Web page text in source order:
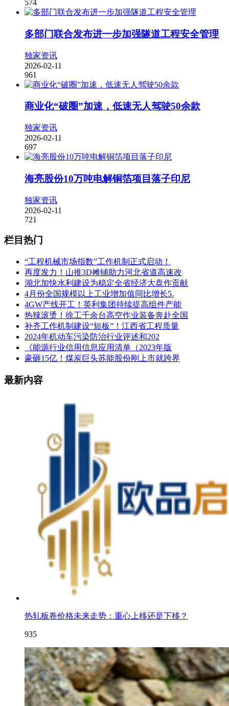
574
多部门联合发布进一步加强隧道工程安全管理
独家资讯
2026-02-11
961
商业化“破圈”加速，低速无人驾驶50余款
独家资讯
2026-02-11
697
海亮股份10万吨电解铜箔项目落子印尼
独家资讯
2026-02-11
721
栏目热门
“工程机械市场指数”工作机制正式启动！
再度发力！山推3D摊铺助力河北省道高速改
湖北加快水利建设为稳定全省经济大盘作贡献
4月份全国规模以上工业增加值同比增长5.
4GW产线开工！英利集团持续提高组件产能
热辣滚烫！徐工千余台高空作业装备奔赴全国
补齐工作机制建设“短板”！江西省工程质量
2024年机动车污染防治行业评述和202
《能源行业信用信息应用清单（2023年版
豪砸15亿！煤炭巨头苏能股份刚上市就跨界
最新内容
热轧板卷价格未来走势：重心上移还是下移？
935